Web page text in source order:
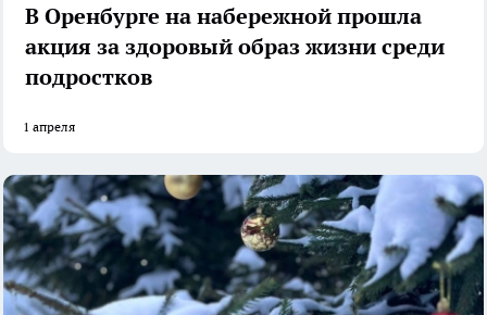
В Оренбурге на набережной прошла
акция за здоровый образ жизни среди
подростков
1 апреля